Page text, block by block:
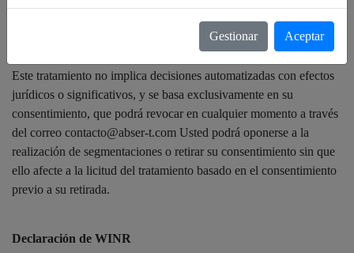
interacción con nuestras comunicaciones, con el fin de adaptar y
personalizar el contenido publicitario que reciba, ajustándolo a sus
Este tratamiento no implica decisiones automatizadas con efectos
jurídicos o significativos, y se basa exclusivamente en su
consentimiento, que podrá revocar en cualquier momento a través
del correo contacto@abser-t.com Usted podrá oponerse a la
realización de segmentaciones o retirar su consentimiento sin que
ello afecte a la licitud del tratamiento basado en el consentimiento
previo a su retirada.
Declaración de WINR
Gestionar Aceptar